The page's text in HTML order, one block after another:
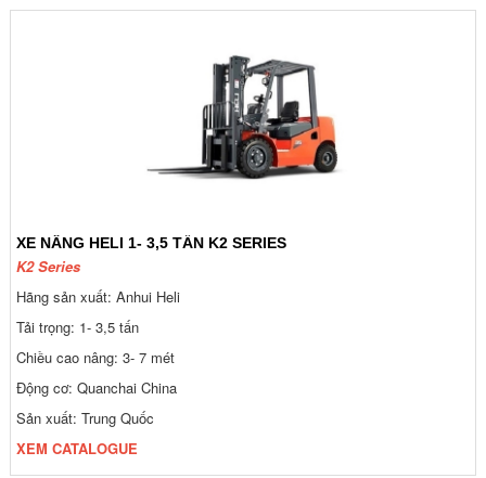
XE NÂNG HELI 1- 3,5 TẤN K2 SERIES
K2 Series
Hãng sản xuất: Anhui Heli
Tải trọng: 1- 3,5 tấn
Chiều cao nâng: 3- 7 mét
Động cơ: Quanchai China
Sản xuất: Trung Quốc
XEM CATALOGUE